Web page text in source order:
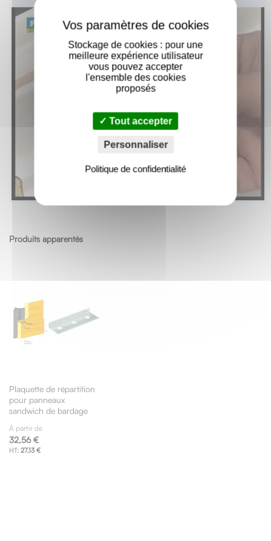
Produits apparentés
Plaquette de répartition
pour panneaux
sandwich de bardage
À partir de
32,56 €
27,13 €
Stockage de cookies : pour une
meilleure expérience utilisateur
vous pouvez accepter
l'ensemble des cookies
proposés
Tout accepter
Personnaliser
Politique de confidentialité